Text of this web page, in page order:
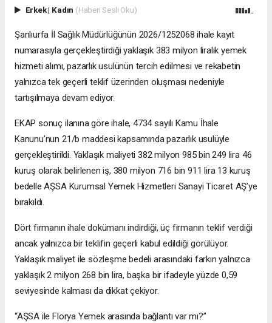
Erkek| Kadın (Haberi Sesli Oku)
Şanlıurfa İl Sağlık Müdürlüğünün 2026/1252068 ihale kayıt
numarasıyla gerçekleştirdiği yaklaşık 383 milyon liralık yemek
hizmeti alımı, pazarlık usulünün tercih edilmesi ve rekabetin
yalnızca tek geçerli teklif üzerinden oluşması nedeniyle
tartışılmaya devam ediyor.
EKAP sonuç ilanına göre ihale, 4734 sayılı Kamu İhale
Kanunu’nun 21/b maddesi kapsamında pazarlık usulüyle
gerçekleştirildi. Yaklaşık maliyeti 382 milyon 985 bin 249 lira 46
kuruş olarak belirlenen iş, 380 milyon 716 bin 911 lira 13 kuruş
bedelle AŞSA Kurumsal Yemek Hizmetleri Sanayi Ticaret AŞ’ye
bırakıldı.
Dört firmanın ihale dokümanı indirdiği, üç firmanın teklif verdiği
ancak yalnızca bir teklifin geçerli kabul edildiği görülüyor.
Yaklaşık maliyet ile sözleşme bedeli arasındaki farkın yalnızca
yaklaşık 2 milyon 268 bin lira, başka bir ifadeyle yüzde 0,59
seviyesinde kalması da dikkat çekiyor.
“AŞSA ile Florya Yemek arasında bağlantı var mı?”